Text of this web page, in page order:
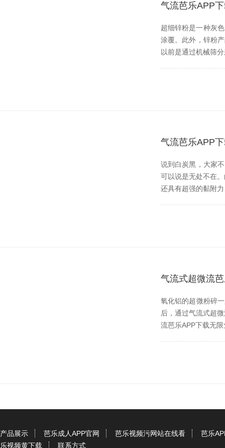
气流芭乐APP
超细锌粉是一种灰色
涂覆。此外，锌粉
以前是通过机械筛分
气流芭乐APP
说到白炭黑，大
可以说是无处不在
还具有超强的黏附力
气流式超微流
氧化铝的超微粉碎一
后，通过气流式
流芭乐APP下载无限
产品展示 芭乐成人APP官网 芭乐视频污网站在线看
芭乐
乐视频黄下载
联系方式